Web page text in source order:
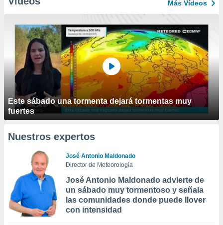
Más Vídeos
Este sábado una tormenta dejará tormentas muy
fuertes
Nuestros expertos
José Antonio Maldonado
Director de Meteorología
José Antonio Maldonado advierte de
un sábado muy tormentoso y señala
las comunidades donde puede llover
con intensidad